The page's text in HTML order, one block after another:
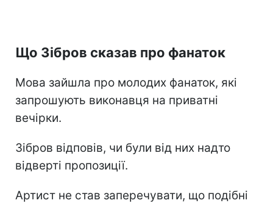
Що Зібров сказав про фанаток
Мова зайшла про молодих фанаток, які
запрошують виконавця на приватні
вечірки.
Зібров відповів, чи були від них надто
відверті пропозиції.
Артист не став заперечувати, що подібні